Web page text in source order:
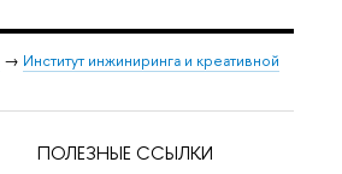
→ Институт инжиниринга и креативной
ПОЛЕЗНЫЕ ССЫЛКИ